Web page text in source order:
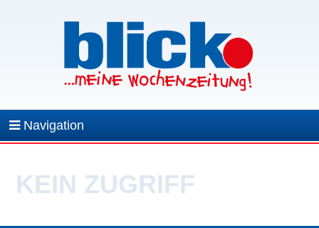
Navigation
KEIN ZUGRIFF